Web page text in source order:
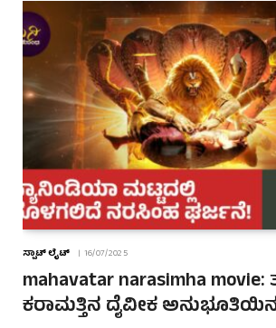
ಸ್ಪಾಟ್ ಲೈಟ್ 16/07/2025
mahavatar narasimha movie:
ಕರಾಮತ್ತಿನ ದೈವೀಕ